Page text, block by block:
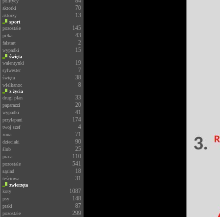
aktorki 70
aktorzy 13
sport
pozostałe
145
piłka 43
falstart 2
wypadki 15
święta
walentynki
19
sylwester 7
święta 38
wielkanoc 8
z życia
drugi plan
33
paparazzi 20
wypadki 41
przyłapani 174
twoj szef 4
żona 71
dzieciaki 90
ślub 25
praca 110
pozostałe 541
sąsiad 18
teściowa 31
zwierzęta
koty
1087
psy 148
ptaki 87
pozostałe 299